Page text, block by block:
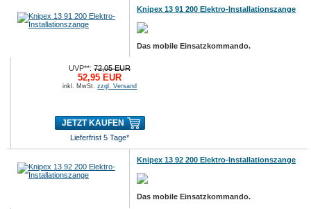
Knipex 13 91 200 Elektro-Installationszange
Das mobile Einsatzkommando.
UVP**:72,05 EUR
52,95 EUR
inkl. MwSt.zzgl. Versand
JETZT KAUFEN
Lieferfrist 5 Tage*
Knipex 13 92 200 Elektro-Installationszange
Das mobile Einsatzkommando.